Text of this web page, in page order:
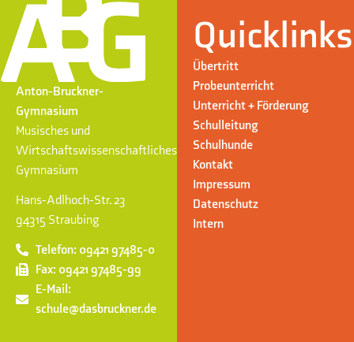
Anton-Bruckner-
Gymnasium
Musisches und
Wirtschaftswissenschaftliches
Gymnasium
Hans-Adlhoch-Str. 23
94315 Straubing
Telefon: 09421 97485-0
Fax: 09421 97485-99
E-Mail:
schule@dasbruckner.de
Quicklinks
Übertritt
Probeunterricht
Unterricht + Förderung
Schulleitung
Schulhunde
Kontakt
Impressum
Datenschutz
Intern